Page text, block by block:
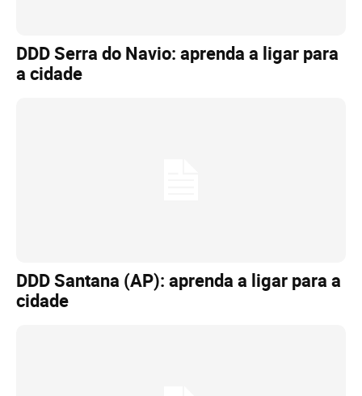
DDD Serra do Navio: aprenda a ligar para
a cidade
DDD Santana (AP): aprenda a ligar para a
cidade